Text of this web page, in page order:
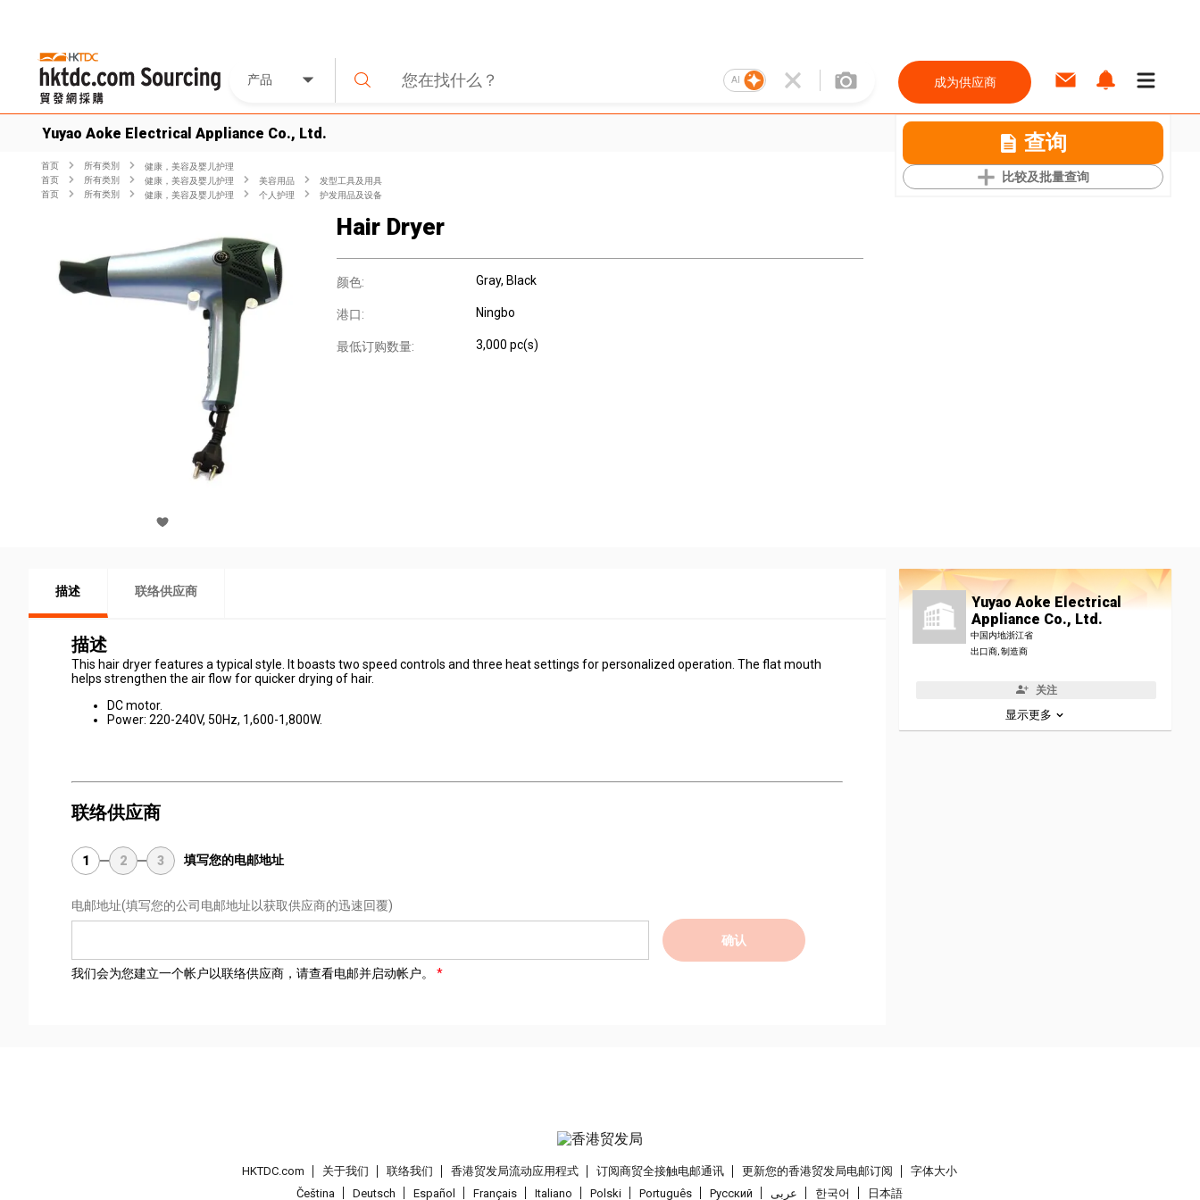
产品 AI 成为供应商
Yuyao Aoke Electrical Appliance Co., Ltd. 查询
比较及批量查询
首页 所有类別
健康，美容及婴儿护理
首页
所有类別 健康，美容及婴儿护理 美容用品
发型工具及用具
首页
所有类別 健康，美容及婴儿护理 个人护理 护发用品及设备
Hair Dryer
颜色: Gray, Black
港口: Ningbo
最低订购数量: 3,000 pc(s)
描述 联络供应商
描述
This hair dryer features a typical style. It boasts two speed controls and three heat settings for personalized operation. The flat mouth
helps strengthen the air flow for quicker drying of hair.
DC motor.
Power: 220-240V, 50Hz, 1,600-1,800W.
联络供应商
1 2 3 填写您的电邮地址
电邮地址(填写您的公司电邮地址以获取供应商的迅速回覆)
确认
我们会为您建立一个帐户以联络供应商，请查看电邮并启动帐户。
Yuyao Aoke Electrical
Appliance Co., Ltd.
中国内地浙江省
出口商, 制造商
关注
显示更多
HKTDC.com 关于我们 联络我们 香港贸发局流动应用程式 订阅商贸全接触电邮通讯 更新您的香港贸发局电邮订阅
字体大小
Čeština
Deutsch Español Français Italiano Polski Português Pусский عربى 한국어 日本語